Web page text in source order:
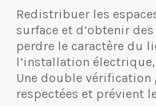
Redistribuer les
surface et d’obtenir
perdre le caractère du
l’installation
Une double
respectées et prévient